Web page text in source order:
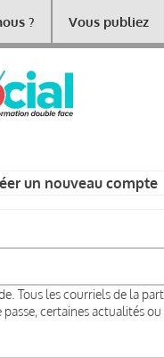
? Vous publiez
un nouveau compte
Tous les courriels de la
certaines actualités